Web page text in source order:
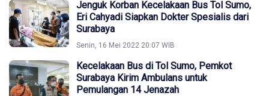
Jenguk Korban Kecelakaan Bus Tol Sumo,
Eri Cahyadi Siapkan Dokter Spesialis dari
Surabaya
Senin, 16 Mei 2022 20:07 WIB
Kecelakaan Bus di Tol Sumo, Pemkot
Surabaya Kirim Ambulans untuk
Pemulangan 14 Jenazah